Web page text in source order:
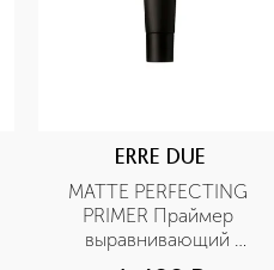
ERRE DUE
MATTE PERFECTING
PRIMER Праймер
выравнивающий
матирующий